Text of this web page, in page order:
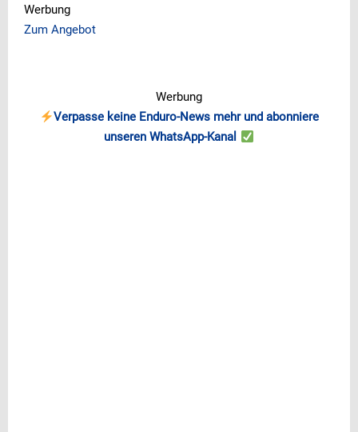
Werbung
Zum Angebot
Werbung
Verpasse keine Enduro-News mehr und abonniere
unseren WhatsApp-Kanal